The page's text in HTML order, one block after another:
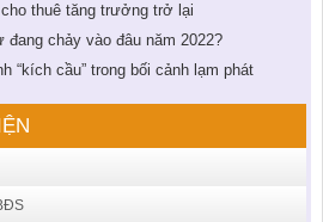
thuê tăng trưởng trở lại
đang chảy vào đâu năm 2022?
“kích cầu” trong bối cảnh lạm phát